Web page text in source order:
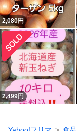
2,080円
2,499円